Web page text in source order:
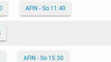
AFIN - So 11:40
AFIN - So 15:30